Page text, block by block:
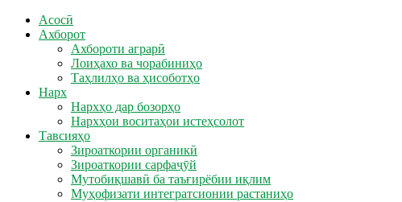
Асосӣ
Ахборот
Ахбороти аграрӣ
Лоиҳахо ва чорабиниҳо
Таҳлилҳо ва ҳисоботҳо
Нарх
Нархҳо дар бозорҳо
Нархҳои воситаҳои истеҳсолот
Тавсияҳо
Зироаткории органикӣ
Зироаткории сарфаҷӯй
Мутобиқшавӣ ба таъғирёбии иқлим
Муҳофизати интегратсионии растаниҳо